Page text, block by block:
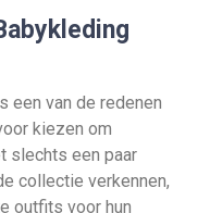
een van de redenen
kiezen om
slechts een paar
collectie verkennen,
outfits voor hun